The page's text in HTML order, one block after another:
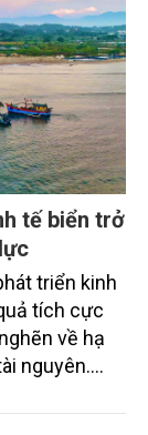
tế biển trở
triển kinh
tích cực
về hạ
nguyên.
nhanh, bền